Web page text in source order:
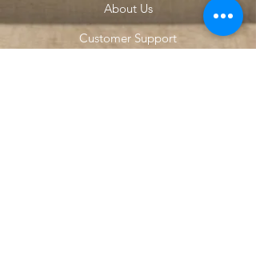
About Us
Customer Support